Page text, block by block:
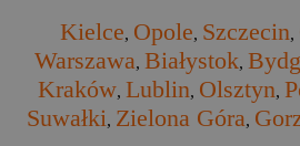
Kielce, Opole, Szczecin,
Warszawa, Białystok,
Kraków, Lublin, Olsztyn,
Suwałki, Zielona Góra,